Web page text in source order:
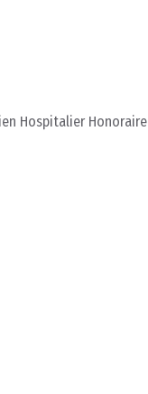
Hospitalier Honoraire